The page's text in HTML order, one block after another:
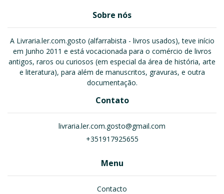
Sobre nós
A Livraria.ler.com.gosto (alfarrabista - livros usados), teve início
em Junho 2011 e está vocacionada para o comércio de livros
antigos, raros ou curiosos (em especial da área de história, arte
e literatura), para além de manuscritos, gravuras, e outra
documentação.
Contato
livraria.ler.com.gosto@gmail.com
+351917925655
Menu
Contacto